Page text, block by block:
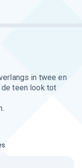
in twee en
teen look tot